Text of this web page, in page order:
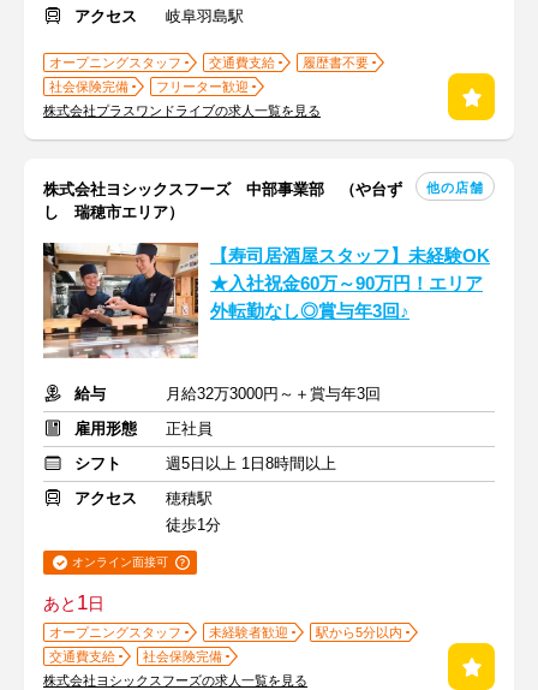
アクセス
岐阜羽島駅
オープニングスタッフ 交通費支給
履歴書不要
社会保険完備
フリーター歓迎
株式会社プラスワンドライブの求人一覧を見る
株式会社ヨシックスフーズ 中部事業部 （や台ず
し 瑞穂市エリア）
他の店舗
【寿司居酒屋スタッフ】未経験OK
★入社祝金60万～90万円！エリア
外転勤なし◎賞与年3回♪
給与
月給32万3000円～＋賞与年3回
雇用形態
正社員
シフト
週5日以上 1日8時間以上
アクセス
穂積駅
徒歩1分
オンライン面接可
あと 1日
オープニングスタッフ 未経験者歓迎
駅から5分以内
交通費支給
社会保険完備
株式会社ヨシックスフーズの求人一覧を見る